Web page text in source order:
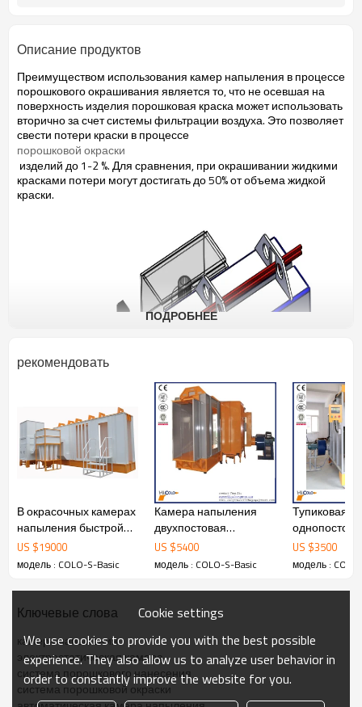
Описание продуктов
Преимуществом использования камер напыления в процессе
порошкового окрашивания является то, что не осевшая на
поверхность изделия порошковая краска может использовать
вторично за счет системы фильтрации воздуха. Это позволяет
свести потери краски в процессе
порошковой окраски
изделий до 1-2 %. Для сравнения, при окрашивании жидкими
красками потери могут достигать до 50% от объема жидкой
краски.
ПОДРОБНЕЕ
рекомендовать
В окрасочных камерах
напыления быстрой
смены цвета возможно
быстрая COLO-S-C
US $19000
модель : COLO-S-Basic
Камера напыления
двухпостовая
проходная COLO-S-
3212
US $5400
модель : COLO-S-Basic
Тупиковая
напыления
1517
US $3500
модель :
Ключевые слова
камера напыления
электростатическая камера
система порошкового нанесения
система порошковой окраски
Cookie settings
We use cookies to provide you with the best possible
experience. They also allow us to analyze user behavior in
order to constantly improve the website for you.